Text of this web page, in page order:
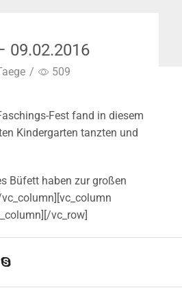
09.02.2016
/ 509
Fest fand in diesem
Kindergarten tanzten und
Büfett haben zur großen
vc_row]